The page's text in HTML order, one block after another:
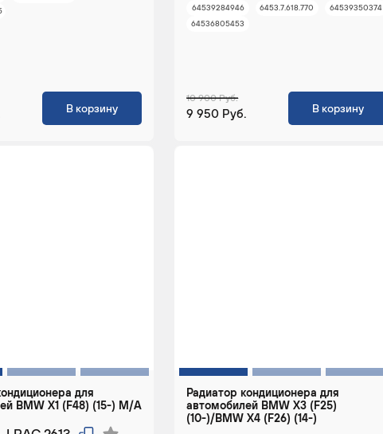
В корзину
64539284946 6453.7.618.770
64539350374
64536805453
10 900 Руб.
9 950 Руб. В корзину
для
BMW X1 (F48) (15-) M/A
Радиатор кондиционера для
автомобилей BMW X3 (F25)
(10-)/BMW X4 (F26) (14-)